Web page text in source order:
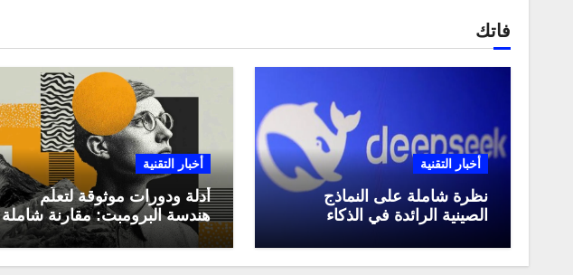
فاتك
أخبار التقنية
نظرة شاملة على النماذج
الصينية الرائدة في الذكاء
وكيف تستفيد منها في عام
أخبار التقنية
أدلة ودورات موثوقة لتعلّم
هندسة البرومبت: مقارنة شاملة
لعام 2025